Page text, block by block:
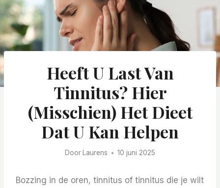
Heeft U Last Van
Tinnitus? Hier
(misschien) Het Dieet
Dat U Kan Helpen
Door Laurens 10 juni 2025
Bozzing in de oren, tinnitus of tinnitus die je wilt